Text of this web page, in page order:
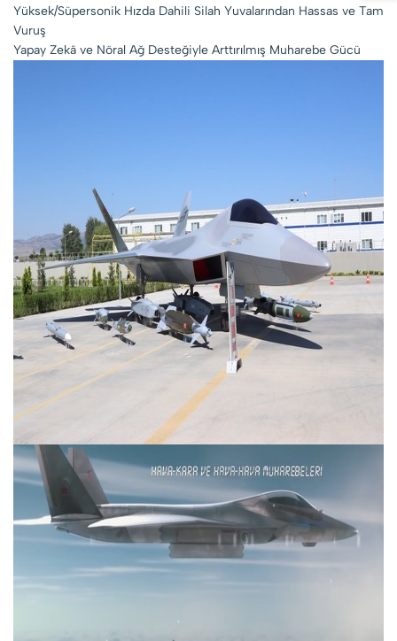
Yüksek/Süpersonik Hızda Dahili Silah Yuvalarından Hassas ve Tam
Vuruş
Yapay Zekâ ve Nöral Ağ Desteğiyle Arttırılmış Muharebe Gücü